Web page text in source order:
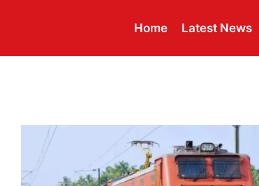
Home Latest News